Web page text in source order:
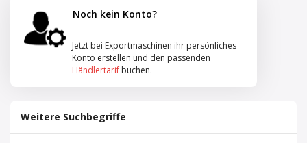
Noch kein Konto?
Jetzt bei Exportmaschinen ihr persönliches
Konto erstellen und den passenden
Händlertarif buchen.
Weitere Suchbegriffe